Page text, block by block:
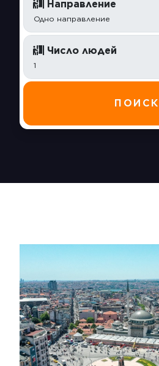
Направление
Число людей
ПОИСК